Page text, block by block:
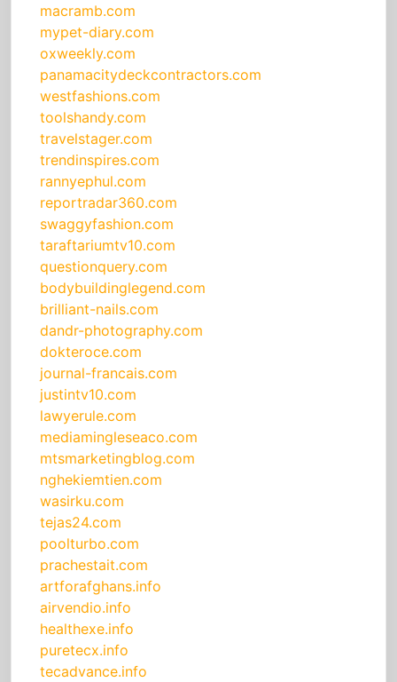
macramb.com
mypet-diary.com
oxweekly.com
panamacitydeckcontractors.com
westfashions.com
toolshandy.com
travelstager.com
trendinspires.com
rannyephul.com
reportradar360.com
swaggyfashion.com
taraftariumtv10.com
questionquery.com
bodybuildinglegend.com
brilliant-nails.com
dandr-photography.com
dokteroce.com
journal-francais.com
justintv10.com
lawyerule.com
mediamingleseaco.com
mtsmarketingblog.com
nghekiemtien.com
wasirku.com
tejas24.com
poolturbo.com
prachestait.com
artforafghans.info
airvendio.info
healthexe.info
puretecx.info
tecadvance.info